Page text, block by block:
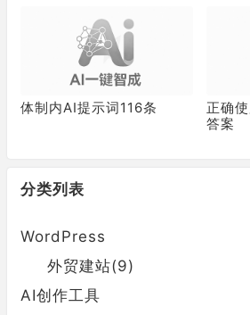
体制内AI提示词116条
正确
答案
分类列表
WordPress
外贸建站(9)
AI创作工具